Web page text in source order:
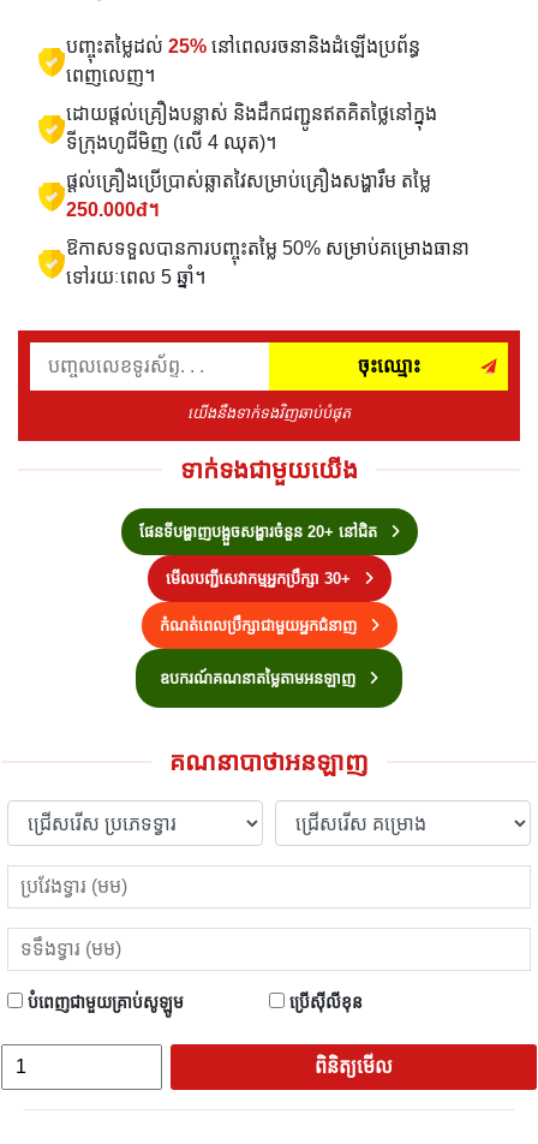
បញ្ចុះតម្លៃដល់ 25% នៅពេលរចនានិងដំឡើងប្រព័ន្ធ
ពេញលេញ។
ដោយផ្តល់គ្រឿងបន្លាស់ និងដឹកជញ្ជូនឥតគិតថ្លៃនៅក្នុង
ទីក្រុងហូជីមិញ (លើ 4 ឈុត)។
ផ្តល់គ្រឿងប្រើប្រាស់ឆ្លាតវៃសម្រាប់គ្រឿងសង្ហារឹម តម្លៃ
250.000đ។
ឱកាសទទួលបានការបញ្ចុះតម្លៃ 50% សម្រាប់គម្រោងធានា
ទៅរយៈពេល 5 ឆ្នាំ។
ចុះឈ្មោះ
យើងនឹងទាក់ទងវិញឆាប់បំផុត
ទាក់ទងជាមួយយើង
ផែនទីបង្ហាញបង្អួចសង្ហារចំនួន 20+ នៅជិត
មើលបញ្ជីសេវាកម្មអ្នកប្រឹក្សា 30+
កំណត់ពេលប្រឹក្សាជាមួយអ្នកជំនាញ
ឧបករណ៍គណនាតម្លៃតាមអនឡាញ
គណនាបាថាអនឡាញ
បំពេញជាមួយគ្រាប់សូឡូម ប្រើស៊ីលីខុន
ពិនិត្យមើល